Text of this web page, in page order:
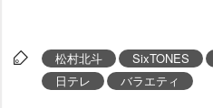
松村北斗 SixTONES
日テレ
バラエティ